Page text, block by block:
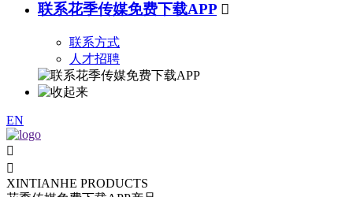
联系花季传媒免费下载APP 
联系方式
人才招聘
EN


XINTIANHE PRODUCTS